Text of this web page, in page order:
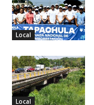
Local
Local